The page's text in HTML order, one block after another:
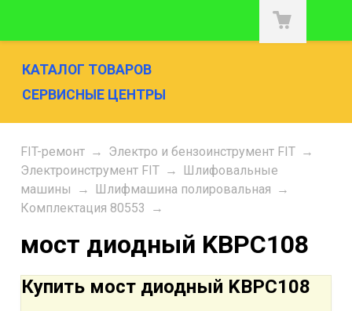
КАТАЛОГ ТОВАРОВ
СЕРВИСНЫЕ ЦЕНТРЫ
FIT-ремонт → Электро и бензоинструмент FIT →
Электроинструмент FIT → Шлифовальные
машины
→ Шлифмашина полировальная →
Комплектация 80553
→
мост диодный KBPC108
Купить мост диодный KBPC108